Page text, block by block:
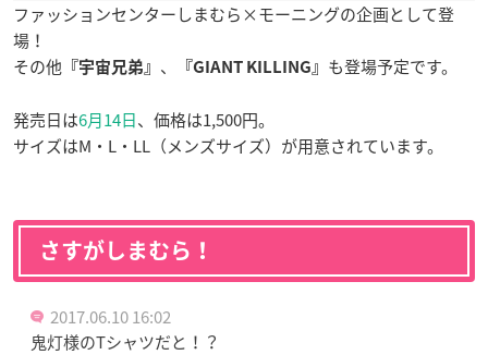
ファッションセンターしまむら×モーニングの企画として登
場！
その他 『宇宙兄弟』 、 『GIANT KILLING』 も登場予定です。
発売日は6月14日、価格は1,500円。
サイズはM・L・LL（メンズサイズ）が用意されています。
さすがしまむら！
2017.06.10 16:02
鬼灯様のTシャツだと！？